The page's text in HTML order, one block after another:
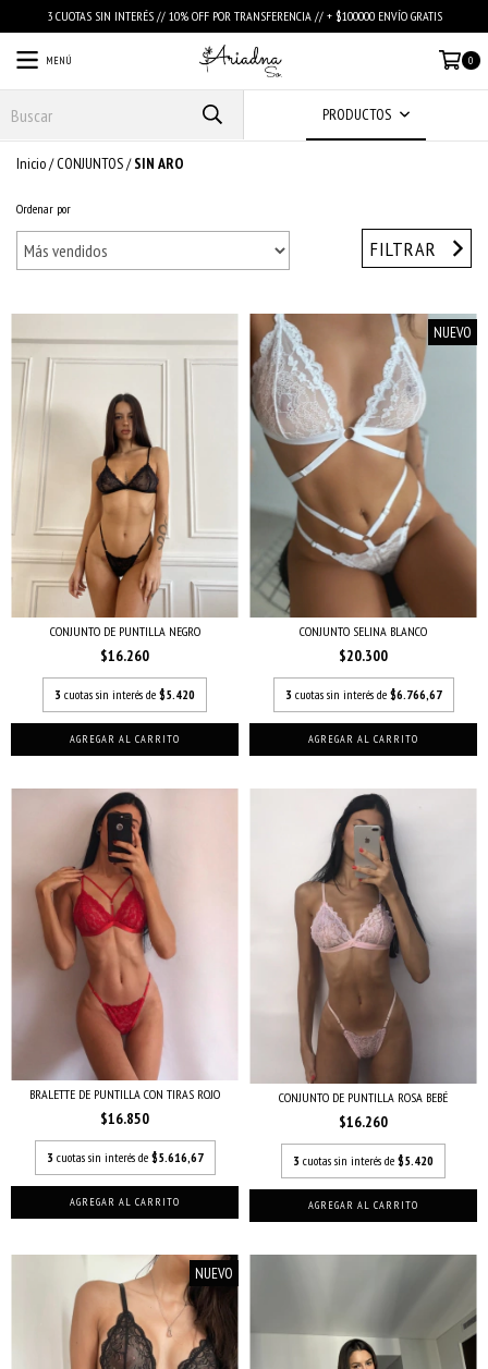
3 CUOTAS SIN INTERÉS // 10% OFF POR TRANSFERENCIA // + $100000 ENVÍO GRATIS
MENÚ 0
PRODUCTOS
Inicio/ CONJUNTOS/ SIN ARO
Ordenar por
FILTRAR
CONJUNTO DE PUNTILLA NEGRO
$16.260
3 cuotas sin interés de $5.420
AGREGAR AL CARRITO
NUEVO
CONJUNTO SELINA BLANCO
$20.300
3 cuotas sin interés de $6.766,67
AGREGAR AL CARRITO
BRALETTE DE PUNTILLA CON TIRAS ROJO
$16.850
3 cuotas sin interés de $5.616,67
AGREGAR AL CARRITO
CONJUNTO DE PUNTILLA ROSA BEBÉ
$16.260
3 cuotas sin interés de $5.420
AGREGAR AL CARRITO
NUEVO